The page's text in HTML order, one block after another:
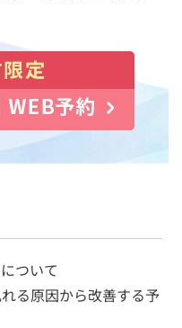
ついて
る原因から改善する予